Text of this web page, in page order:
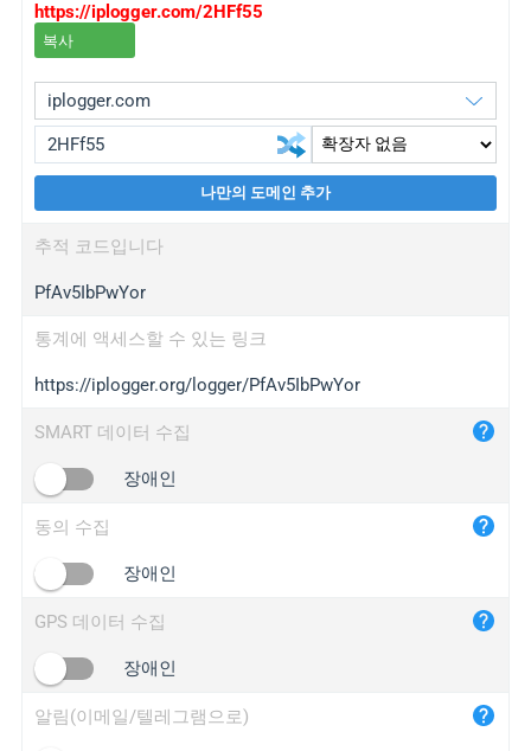
https://iplogger.com/2HFf55
복사
wl.gl
ed.tc
bc.ax
iplogger.com
maper.info
2no.co
yip.su
iplogger.info
iplogger.cn
나만의 도메인 추가
추적 코드입니다
PfAv5IbPwYor
통계에 액세스할 수 있는 링크
https://iplogger.org/logger/PfAv5IbPwYor
SMART 데이터 수집
장애인
동의 수집
장애인
GPS 데이터 수집
장애인
알림(이메일/텔레그램으로)